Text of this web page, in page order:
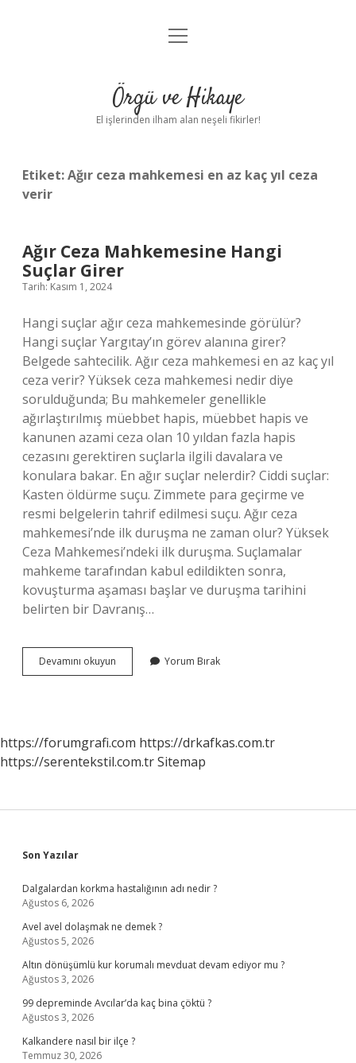
Anasayfa
Yasal Uyarı
menüyü
Örgü ve Hikaye
El işlerinden ilham alan neşeli fikirler!
Etiket:Ağır ceza mahkemesi en az kaç yıl ceza
verir
Ağır Ceza Mahkemesine Hangi
Suçlar Girer
Tarih: Kasım 1, 2024
Hangi suçlar ağır ceza mahkemesinde görülür?
Hangi suçlar Yargıtay’ın görev alanına girer?
Belgede sahtecilik. Ağır ceza mahkemesi en az kaç yıl
ceza verir? Yüksek ceza mahkemesi nedir diye
sorulduğunda; Bu mahkemeler genellikle
ağırlaştırılmış müebbet hapis, müebbet hapis ve
kanunen azami ceza olan 10 yıldan fazla hapis
cezasını gerektiren suçlarla ilgili davalara ve
konulara bakar. En ağır suçlar nelerdir? Ciddi suçlar:
Kasten öldürme suçu. Zimmete para geçirme ve
resmi belgelerin tahrif edilmesi suçu. Ağır ceza
mahkemesi’nde ilk duruşma ne zaman olur? Yüksek
Ceza Mahkemesi’ndeki ilk duruşma. Suçlamalar
mahkeme tarafından kabul edildikten sonra,
kovuşturma aşaması başlar ve duruşma tarihini
belirten bir Davranış…
Devamını okuyun
Ceza
Yorum Bırak
https://forumgrafi.com https://drkafkas.com.tr
https://serentekstil.com.trSitemap
Sidebar
Son Yazılar
Dalgalardan korkma hastalığının adı nedir ?
Ağustos 6, 2026
Avel avel dolaşmak ne demek ?
Ağustos 5, 2026
Altın dönüşümlü kur korumalı mevduat devam ediyor mu ?
Ağustos 3, 2026
99 depreminde Avcılar’da kaç bina çöktü ?
Ağustos 3, 2026
Kalkandere nasıl bir ilçe ?
Temmuz 30, 2026